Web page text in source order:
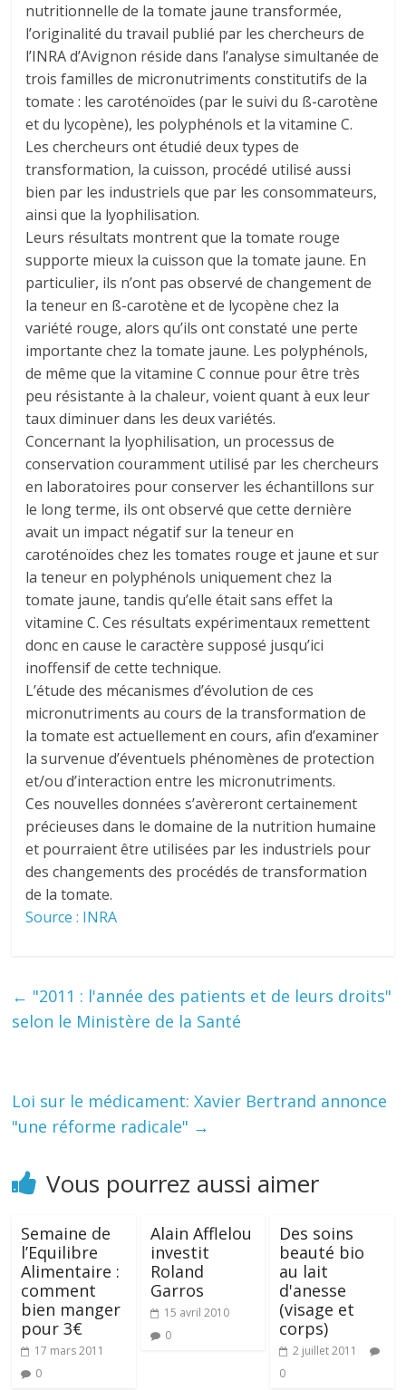
nutritionnelle de la tomate jaune transformée,
l’originalité du travail publié par les chercheurs de
l’INRA d’Avignon réside dans l’analyse simultanée de
trois familles de micronutriments constitutifs de la
tomate : les caroténoïdes (par le suivi du ß-carotène
et du lycopène), les polyphénols et la vitamine C.
Les chercheurs ont étudié deux types de
transformation, la cuisson, procédé utilisé aussi
bien par les industriels que par les consommateurs,
ainsi que la lyophilisation.
Leurs résultats montrent que la tomate rouge
supporte mieux la cuisson que la tomate jaune. En
particulier, ils n’ont pas observé de changement de
la teneur en ß-carotène et de lycopène chez la
variété rouge, alors qu’ils ont constaté une perte
importante chez la tomate jaune. Les polyphénols,
de même que la vitamine C connue pour être très
peu résistante à la chaleur, voient quant à eux leur
taux diminuer dans les deux variétés.
Concernant la lyophilisation, un processus de
conservation couramment utilisé par les chercheurs
en laboratoires pour conserver les échantillons sur
le long terme, ils ont observé que cette dernière
avait un impact négatif sur la teneur en
caroténoïdes chez les tomates rouge et jaune et sur
la teneur en polyphénols uniquement chez la
tomate jaune, tandis qu’elle était sans effet la
vitamine C. Ces résultats expérimentaux remettent
donc en cause le caractère supposé jusqu’ici
inoffensif de cette technique.
L’étude des mécanismes d’évolution de ces
micronutriments au cours de la transformation de
la tomate est actuellement en cours, afin d’examiner
la survenue d’éventuels phénomènes de protection
et/ou d’interaction entre les micronutriments.
Ces nouvelles données s’avèreront certainement
précieuses dans le domaine de la nutrition humaine
et pourraient être utilisées par les industriels pour
des changements des procédés de transformation
de la tomate.
Source : INRA
← "2011 : l'année des patients et de leurs droits"
selon le Ministère de la Santé
Loi sur le médicament: Xavier Bertrand annonce
"une réforme radicale" →
Vous pourrez aussi aimer
Semaine de
l’Equilibre
Alimentaire :
comment
bien manger
pour 3€
17 mars 2011
0
Alain Afflelou
investit
Roland
Garros
15 avril 2010
0
Des soins
beauté bio
au lait
d'anesse
(visage et
corps)
2 juillet 2011
0